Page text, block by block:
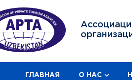
ГЛАВНАЯ О НАС